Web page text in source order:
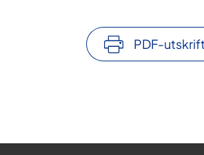
PDF-utskrift